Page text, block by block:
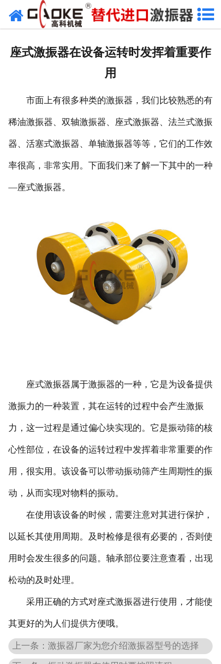
首页
联系高科
座式激振器在设备运转时发挥着重要作
用
市面上有很多种类的激振器，我们比较熟悉的有
稀油激振器、双轴激振器、座式激振器、法兰式激振
器、活塞式激振器、单轴激振器等等，它们的工作效
率很高，非常实用。下面我们来了解一下其中的一种
—座式激振器。
座式激振器属于激振器的一种，它是为设备提供
激振力的一种装置，其在运转的过程中会产生激振
力，这一过程是通过偏心块实现的。它是振动筛的核
心性部位，在设备的运转过程中发挥着非常重要的作
用，很实用。该设备可以带动振动筛产生周期性的振
动，从而实现对物料的振动。
在使用该设备的时候，需要注意对其进行保护，
以延长其使用周期。及时检修是很有必要的，否则使
用时会发生很多的问题。轴承部位要注意查看，出现
松动的及时处理。
采用正确的方式对座式激振器进行使用，才能使
其更好的为人们提供方便哦。
上一条：激振器厂家为您介绍激振器型号的选择